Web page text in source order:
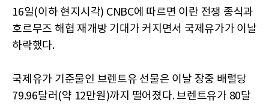
16일(이하 현지시각) CNBC에 따르면 이란 전쟁 종식과
호르무즈 해협 재개방 기대가 커지면서 국제유가가 이날
하락했다.
국제유가 기준물인 브렌트유 선물은 이날 장중 배럴당
79.96달러(약 12만원)까지 떨어졌다. 브렌트유가 80달